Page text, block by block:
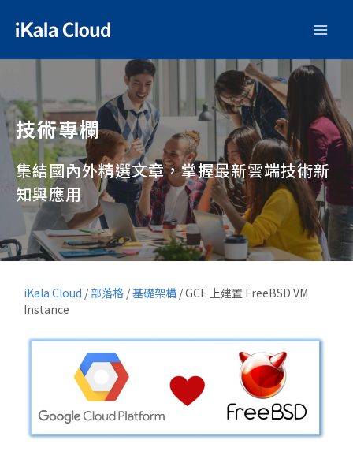
技術專欄
集結國內外精選文章，掌握最新雲端技術新
知與應用
iKala Cloud /部落格 /基礎架構 /GCE 上建置 FreeBSD VM
Instance